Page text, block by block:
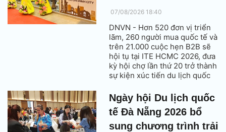
07/08/2026 18:40
DNVN - Hơn 520 đơn vị triển
lãm, 260 người mua quốc tế và
trên 21.000 cuộc hẹn B2B sẽ
hội tụ tại ITE HCMC 2026, đưa
kỳ hội chợ lần thứ 20 trở thành
sự kiện xúc tiến du lịch quốc
Đồng thời hội chợ được kỳ
vọng góp phần mở rộng cơ hội
hợp tác và tăng trưởng cho
ngành du lịch Việt Nam.
Ngày hội Du lịch quốc
tế Đà Nẵng 2026 bổ
sung chương trình trải